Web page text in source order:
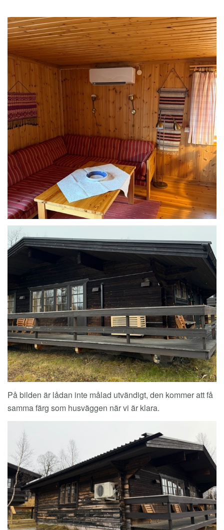
På bilden är lådan inte målad utvändigt, den kommer att få
samma färg som husväggen när vi är klara.